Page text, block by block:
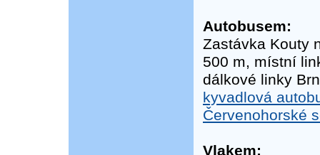
Autobusem:
Zastávka Kouty
500 m, místní
dálkové linky
kyvadlová
Červenohorské
Vlakem: